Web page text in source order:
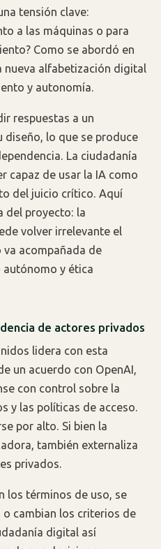
tensión clave:
a las máquinas o para
Como se abordó en
alfabetización digital
y autonomía.
respuestas a un
lo que se produce
La ciudadanía
capaz de usar la IA como
del juicio crítico. Aquí
del proyecto: la
volver irrelevante el
acompañada de
y ética
de actores privados
lidera con esta
un acuerdo con OpenAI,
con control sobre la
y las políticas de acceso.
por alto. Si bien la
también externaliza
privados.
los términos de uso, se
cambian los criterios de
digital así